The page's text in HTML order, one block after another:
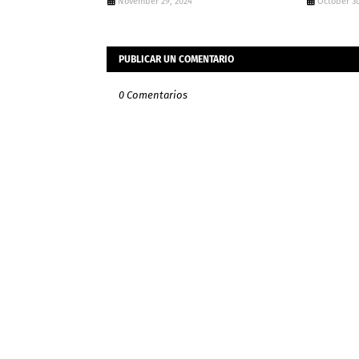
PUBLICAR UN COMENTARIO
0 Comentarios